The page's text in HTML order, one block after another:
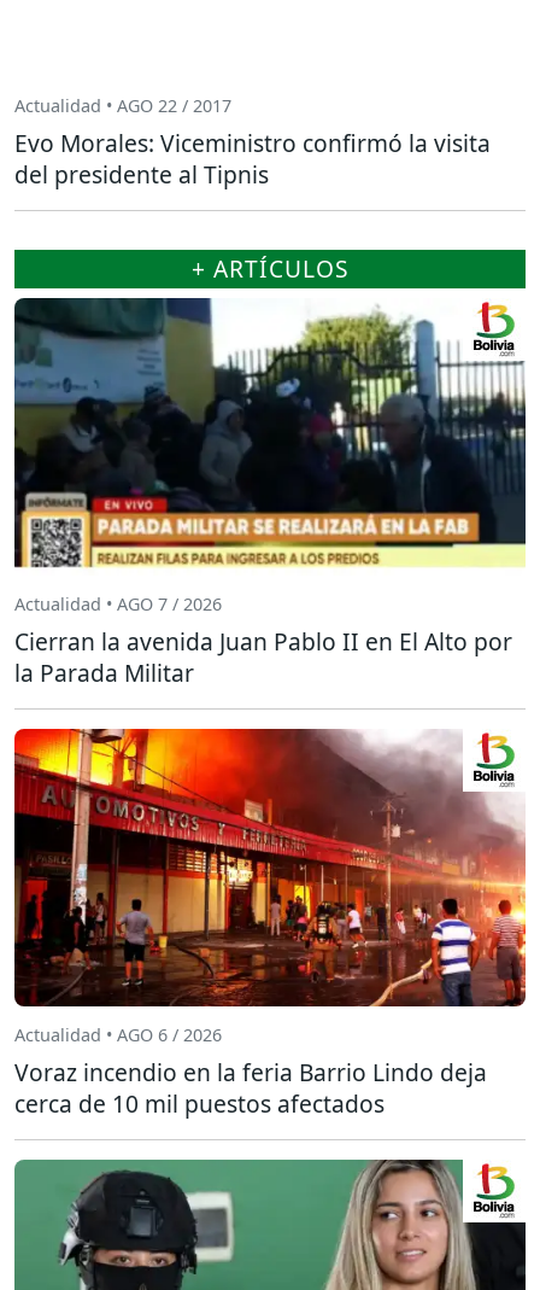
Actualidad • AGO 22 / 2017
Evo Morales: Viceministro confirmó la visita
del presidente al Tipnis
+ ARTÍCULOS
Actualidad • AGO 7 / 2026
Cierran la avenida Juan Pablo II en El Alto por
la Parada Militar
Actualidad • AGO 6 / 2026
Voraz incendio en la feria Barrio Lindo deja
cerca de 10 mil puestos afectados